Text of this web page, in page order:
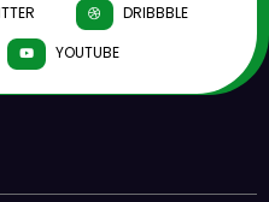
DRIBBBLE
YOUTUBE